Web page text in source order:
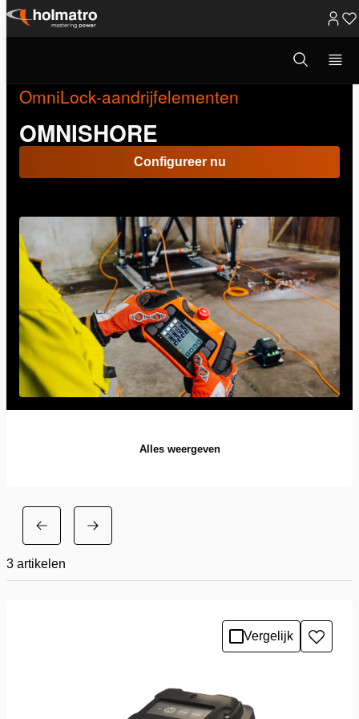
Ga
Open
zoekvenster
OmniLock-aandrijfelementen
OMNISHORE
Configureer nu
Alles weergeven
3 artikelen
Vergelijk
aan